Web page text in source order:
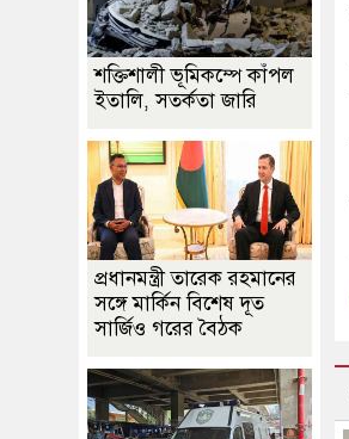
শক্তিশালী ভূমিকম্পে কাঁপল
ইতালি, সতর্কতা জারি
প্রধানমন্ত্রী তারেক রহমানের
সঙ্গে মার্কিন বিশেষ দূত
সার্জিও গরের বৈঠক